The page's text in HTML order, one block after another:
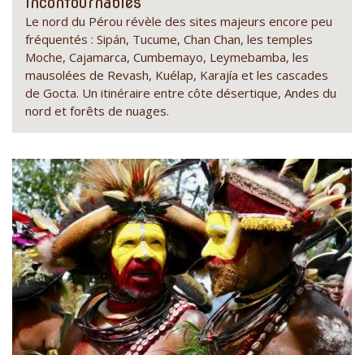
Le nord du Pérou révèle des sites majeurs encore peu
fréquentés : Sipán, Tucume, Chan Chan, les temples
Moche, Cajamarca, Cumbemayo, Leymebamba, les
mausolées de Revash, Kuélap, Karajía et les cascades
de Gocta. Un itinéraire entre côte désertique, Andes du
nord et forêts de nuages.